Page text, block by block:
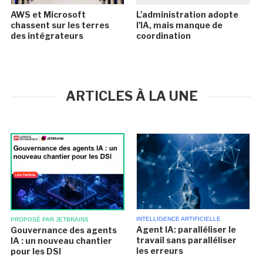
AWS et Microsoft
chassent sur les terres
des intégrateurs
L'administration adopte
l'IA, mais manque de
coordination
ARTICLES À LA UNE
PROPOSÉ PAR JETBRAINS
Gouvernance des agents
IA : un nouveau chantier
pour les DSI
INTELLIGENCE ARTIFICIELLE
Agent IA: paralléliser le
travail sans paralléliser
les erreurs